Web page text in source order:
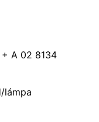
A 02 8134
lámpa